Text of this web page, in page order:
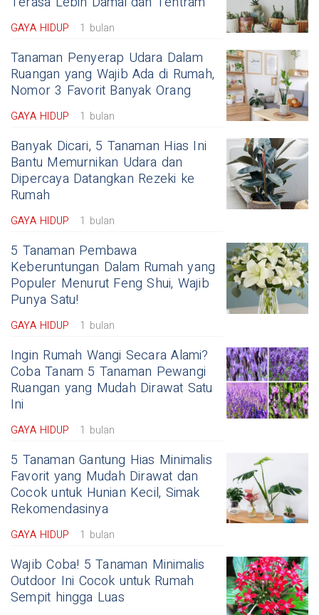
GAYA HIDUP 1 bulan
Tanaman Penyerap Udara Dalam
Ruangan yang Wajib Ada di Rumah,
Nomor 3 Favorit Banyak Orang
GAYA HIDUP 1 bulan
Banyak Dicari, 5 Tanaman Hias Ini
Bantu Memurnikan Udara dan
Dipercaya Datangkan Rezeki ke
Rumah
GAYA HIDUP 1 bulan
5 Tanaman Pembawa
Keberuntungan Dalam Rumah yang
Populer Menurut Feng Shui, Wajib
Punya Satu!
GAYA HIDUP 1 bulan
Ingin Rumah Wangi Secara Alami?
Coba Tanam 5 Tanaman Pewangi
Ruangan yang Mudah Dirawat Satu
Ini
GAYA HIDUP 1 bulan
5 Tanaman Gantung Hias Minimalis
Favorit yang Mudah Dirawat dan
Cocok untuk Hunian Kecil, Simak
Rekomendasinya
GAYA HIDUP 1 bulan
Wajib Coba! 5 Tanaman Minimalis
Outdoor Ini Cocok untuk Rumah
Sempit hingga Luas